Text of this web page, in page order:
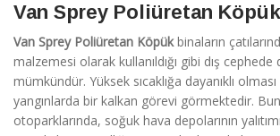
Van Sprey Poliüretan Köpük
Van Sprey Poliüretan Köpükbinaların
malzemesi olarak kullanıldığı gibi dış cephede
mümkündür. Yüksek sıcaklığa dayanıklı
yangınlarda bir kalkan görevi görmektedir.
otoparklarında, soğuk hava depolarının